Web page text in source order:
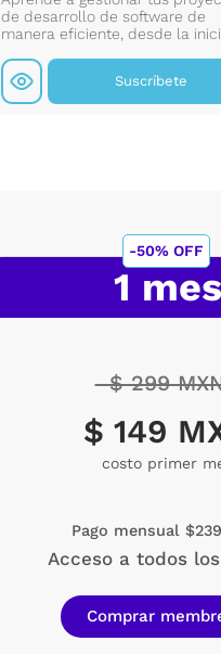
de desarrollo de software de
manera eficiente, desde la
Suscríbete
1 mes
$ 299
$ 149
costo primer
Pago mensual
Acceso a todos
Comprar
-50% OFF